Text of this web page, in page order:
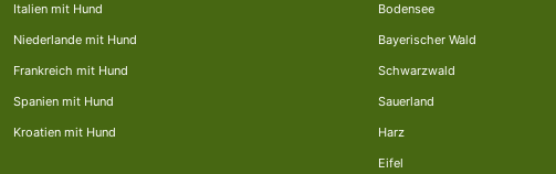
Italien mit Hund
Niederlande mit Hund
Frankreich mit Hund
Spanien mit Hund
Kroatien mit Hund
Bodensee
Bayerischer Wald
Schwarzwald
Sauerland
Harz
Eifel